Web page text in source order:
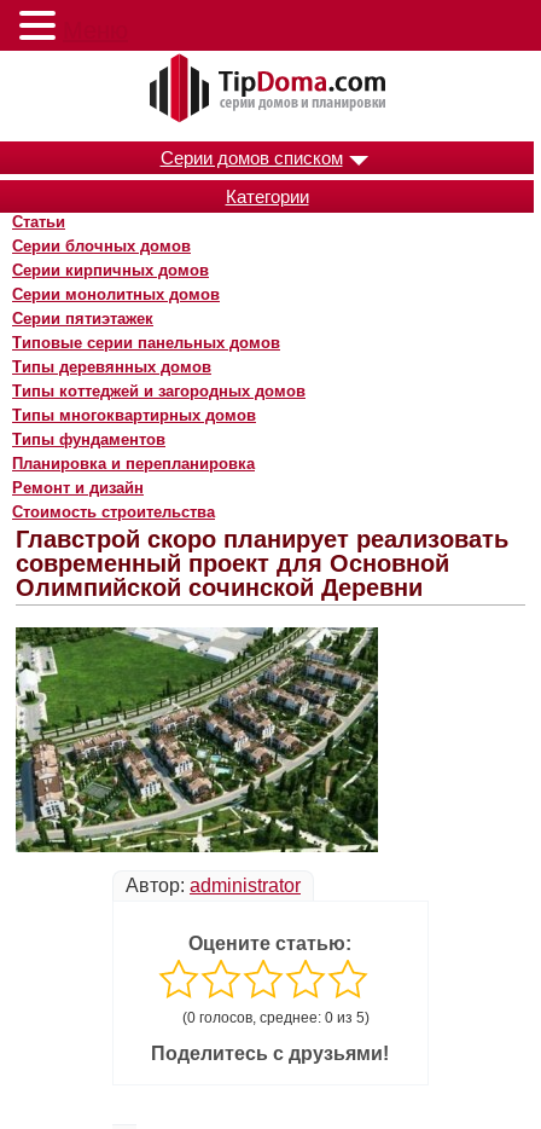
Серии домов списком
Категории
Статьи
Серии блочных домов
Серии кирпичных домов
Серии монолитных домов
Серии пятиэтажек
Типовые серии панельных домов
Типы деревянных домов
Типы коттеджей и загородных домов
Типы многоквартирных домов
Типы фундаментов
Планировка и перепланировка
Ремонт и дизайн
Стоимость строительства
Главстрой скоро планирует реализовать
современный проект для Основной
Олимпийской сочинской Деревни
Автор: administrator
Оцените статью:
(0 голосов, среднее: 0 из 5)
Поделитесь с друзьями!